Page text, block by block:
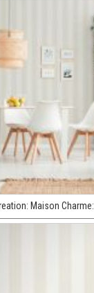
Maison Charme: